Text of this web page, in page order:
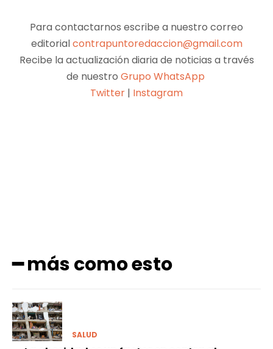
Para contactarnos escribe a nuestro correo
editorialcontrapuntoredaccion@gmail.com
Recibe la actualización diaria de noticias a través
de nuestro Grupo WhatsApp
Twitter | Instagram
━ más como esto
SALUD